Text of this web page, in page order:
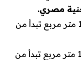
أسعار الشقق (2 غرفة) بمساحة 121 متر مربع تبدأ من
أسعار الشقق (3 غرفة) بمساحة 170 متر مربع تبدأ من